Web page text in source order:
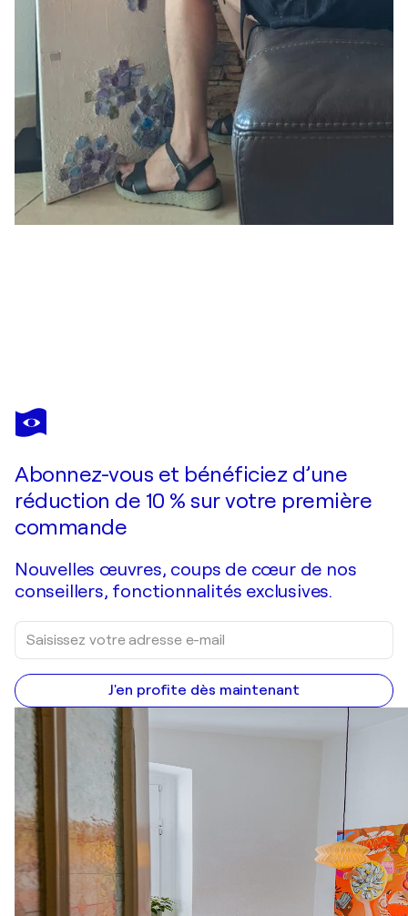
CLAUDIA AMADESI
Eros sottile
Abonnez-vous et bénéficiez d’une
réduction de 10 % sur votre première
commande
Nouvelles œuvres, coups de cœur de nos
conseillers, fonctionnalités exclusives.
J'en profite dès maintenant